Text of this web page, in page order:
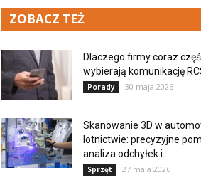
ZOBACZ TEŻ
Dlaczego firmy coraz
wybierają komunikację
Porady 30 maja 2026
Skanowanie 3D w
lotnictwie: precyzyjne
analiza odchyłek i...
Sprzęt 27 maja 2026